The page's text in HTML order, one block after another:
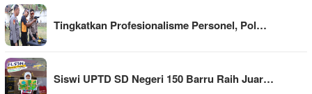
Tingkatkan Profesionalisme Personel, Pol…
Siswi UPTD SD Negeri 150 Barru Raih Juar…